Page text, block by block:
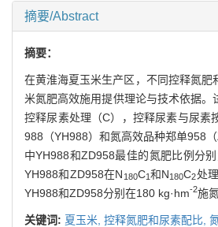
摘要/Abstract
摘要：
在黄淮海夏玉米生产区，不同控释氮
米氮肥高效施用提供理论与技术依据
控释尿素处理（C），控释尿素与尿素
988（YH988）和氮高效品种郑单958
中YH988和ZD958最佳的氮肥比例
YH988和ZD958在N 180C1和N180C2处
YH988和ZD958分别在180 kg·hm-2施
关键词: 夏玉米, 控释氮肥和尿素配比,